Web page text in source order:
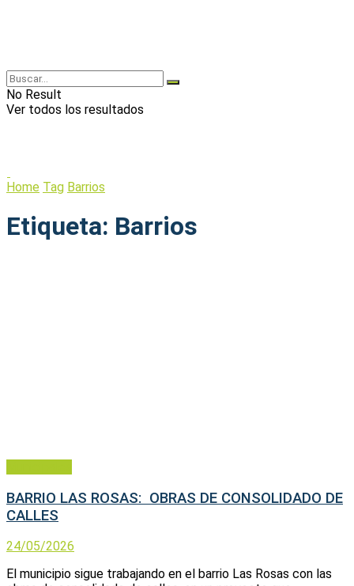
No Result
Ver todos los resultados
Home Tag Barrios
Etiqueta: Barrios
BARRIO LAS ROSAS: OBRAS DE CONSOLIDADO DE
CALLES
24/05/2026
El municipio sigue trabajando en el barrio Las Rosas con las